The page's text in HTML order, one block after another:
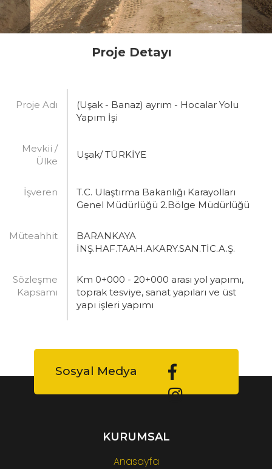
Proje Detayı
Proje Adı
(Uşak - Banaz) ayrım - Hocalar Yolu
Yapım İşi
Mevkii /
Ülke
Uşak/ TÜRKİYE
İşveren
T.C. Ulaştırma Bakanlığı Karayolları
Genel Müdürlüğü 2.Bölge Müdürlüğü
Müteahhit
BARANKAYA
İNŞ.HAF.TAAH.AKARY.SAN.TİC.A.Ş.
Sözleşme
Kapsamı
Km 0+000 - 20+000 arası yol yapımı,
toprak tesviye, sanat yapıları ve üst
yapı işleri yapımı
Sosyal Medya
KURUMSAL
Anasayfa